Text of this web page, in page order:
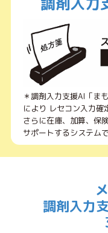
＊調剤入力支援AI「ま
により レセコン入力確
さらに在庫、加算、保
サポートするシステムで
調剤入力